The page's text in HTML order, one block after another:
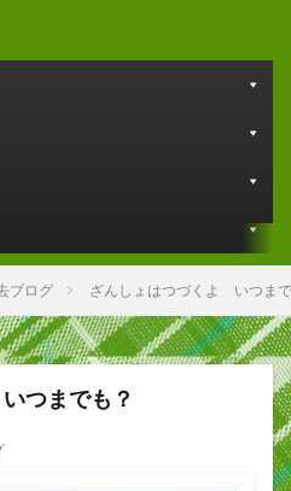
ブログ ざんしょはつづくよ いつま
つまでも？